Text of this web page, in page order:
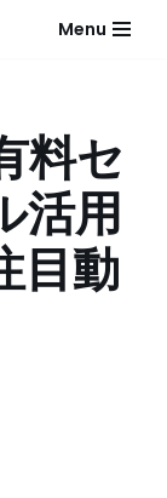
Menu
料セ
活用
目動